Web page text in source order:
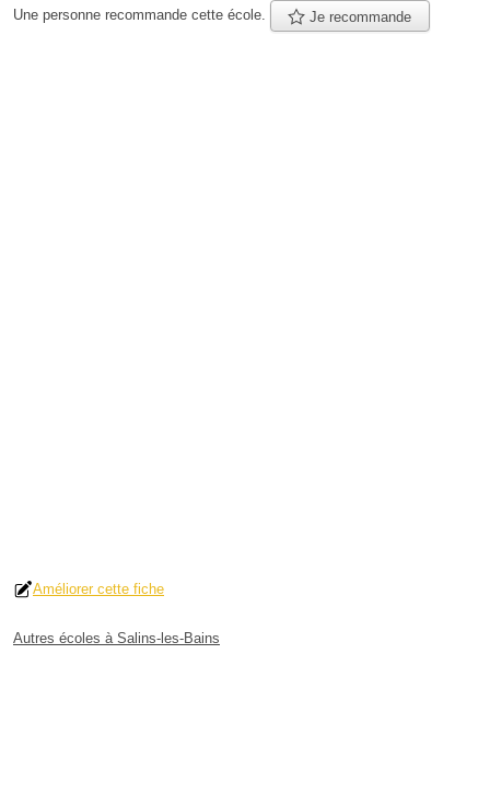
Une personne recommande cette école. Je recommande
Améliorer cette fiche
Autres écoles à Salins-les-Bains